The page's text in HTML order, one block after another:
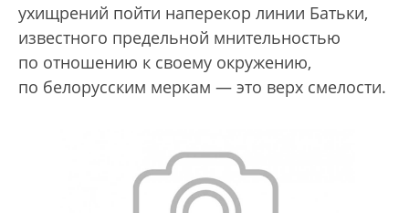
ухищрений пойти наперекор линии Батьки,
известного предельной мнительностью
по отношению к своему окружению,
по белорусским меркам — это верх смелости.